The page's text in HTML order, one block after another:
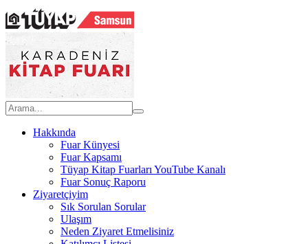
Hakkında
Fuar Künyesi
Fuar Kapsamı
Tüyap Kitap Fuarları YouTube Kanalı
Fuar Sonuç Raporu
Ziyaretçiyim
Sık Sorulan Sorular
Ulaşım
Neden Ziyaret Etmelisiniz